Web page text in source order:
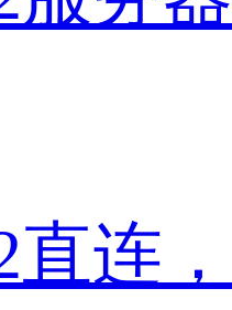
直连